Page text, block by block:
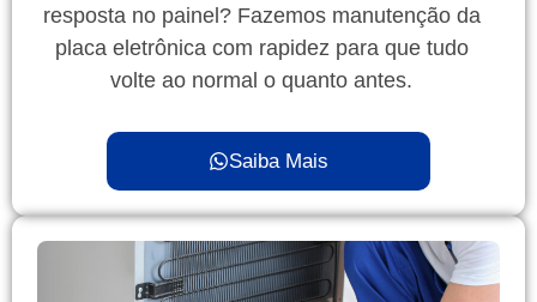
resposta no painel? Fazemos manutenção da
placa eletrônica com rapidez para que tudo
volte ao normal o quanto antes.
Saiba Mais